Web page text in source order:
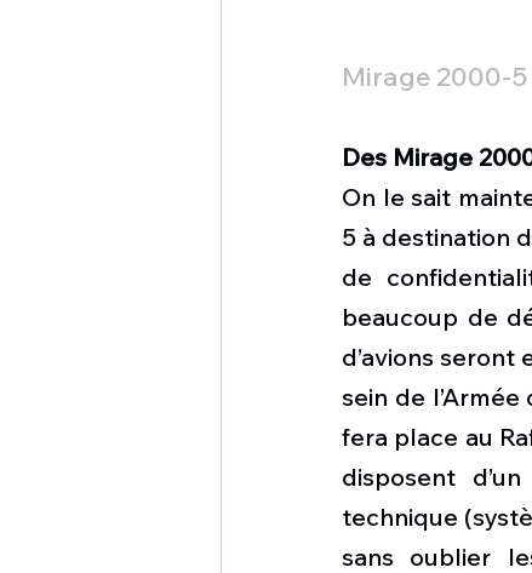
Mirage 2000-5
Des Mirage
On le sait
5 à destination
de
beaucoup de
d’avions seront
sein de
fera place au
disposent
technique
sans oublier